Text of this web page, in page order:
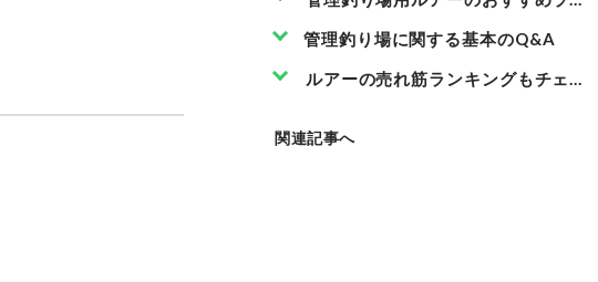
管理釣り場に関する基本のQ&A
ルアーの売れ筋ランキングもチェッ
関連記事へ